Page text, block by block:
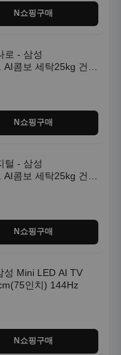
N쇼핑구매
로 - 삼성
콤보 세탁25kg 건조
N쇼핑구매
털 - 삼성
콤보 세탁25kg 건조
N쇼핑구매
성 Mini LED AI TV
인치) 144Hz
N쇼핑구매